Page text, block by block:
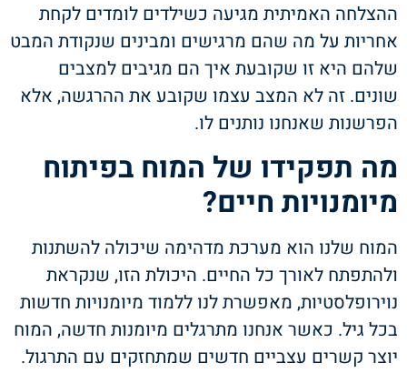
ההצלחה האמיתית מגיעה כשילדים לומדים לקחת
אחריות על מה שהם מרגישים ומבינים שנקודת המבט
שלהם היא זו שקובעת איך הם מגיבים למצבים
שונים. זה לא המצב עצמו שקובע את ההרגשה, אלא
הפרשנות שאנחנו נותנים לו.
מה תפקידו של המוח בפיתוח
מיומנויות חיים?
המוח שלנו הוא מערכת מדהימה שיכולה להשתנות
ולהתפתח לאורך כל החיים. היכולת הזו, שנקראת
נוירופלסטיות, מאפשרת לנו ללמוד מיומנויות חדשות
בכל גיל. כאשר אנחנו מתרגלים מיומנות חדשה, המוח
יוצר קשרים עצביים חדשים שמתחזקים עם התרגול.